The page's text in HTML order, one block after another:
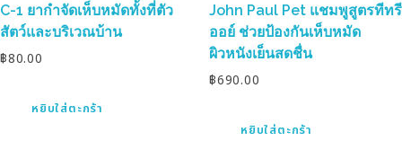
C-1 ยากำจัดเห็บหมัดทั้งที่ตัว
สัตว์และบริเวณบ้าน
฿80.00
หยิบใส่ตะกร้า
John Paul Pet แชมพูสูตรทีทรี
ออย์ ช่วยป้องกันเห็บหมัด
ผิวหนังเย็นสดชื่น
฿690.00
หยิบใส่ตะกร้า